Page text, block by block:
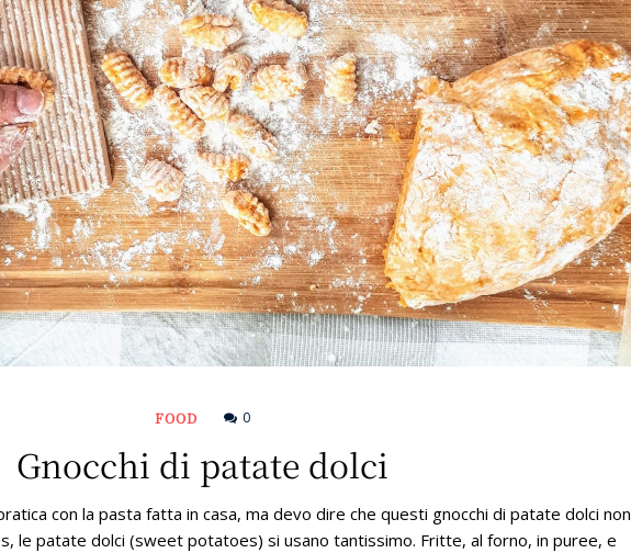
FOOD 0
Gnocchi di patate dolci
con la pasta fatta in casa, ma devo dire che questi gnocchi di patate dolci non
le patate dolci (sweet potatoes) si usano tantissimo. Fritte, al forno, in puree, e